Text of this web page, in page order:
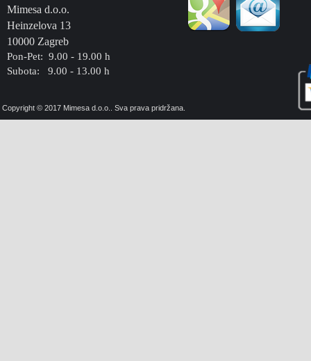
Copyright © 2017 Mimesa d.o.o.. Sva prava pridržana.
Mimesa d.o.o.
Heinzelova 13
10000 Zagreb
Pon-Pet: 9.00 - 19.00 h
Subota: 9.00 - 13.00 h